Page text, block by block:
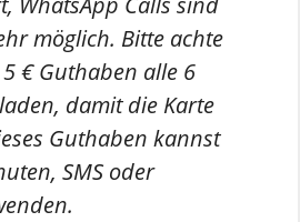
möglich. Bitte achte
€ Guthaben alle 6
damit die Karte
Guthaben kannst
SMS oder